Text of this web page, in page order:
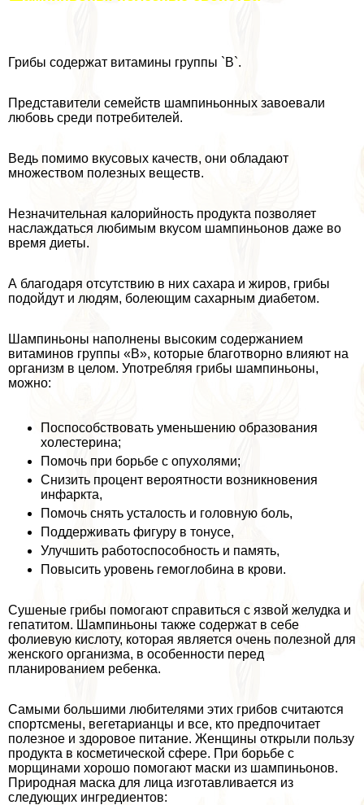
Грибы содержат витамины группы `B`.
Представители семейств шампиньонных завоевали
любовь среди потребителей.
Ведь помимо вкусовых качеств, они обладают
множеством полезных веществ.
Незначительная калорийность продукта позволяет
наслаждаться любимым вкусом шампиньонов даже во
время диеты.
А благодаря отсутствию в них сахара и жиров, грибы
подойдут и людям, болеющим сахарным диабетом.
Шампиньоны наполнены высоким содержанием
витаминов группы «В», которые благотворно влияют на
организм в целом. Употрeбляя грибы шампиньоны,
можно:
Поспособствовать уменьшению образования
холестерина;
Помочь при борьбе с опухолями;
Снизить процент вероятности возникновения
инфаркта,
Помочь снять усталость и головную боль,
Поддерживать фигуру в тонусе,
Улучшить работоспособность и память,
Повысить уровень гемоглобина в крови.
Сушеные грибы помогают справиться с язвой желудка и
гепатитом. Шампиньоны также содержат в себе
фолиевую кислоту, которая является очень полезной для
женского организма, в особенности перед
планированием ребенка.
Самыми большими любителями этих грибов считаются
спортсмены, вегетарианцы и все, кто предпочитает
полезное и здоровое питание. Женщины открыли пользу
продукта в косметической сфере. При борьбе с
морщинами хорошо помогают маски из шампиньонов.
Природная маска для лица изготавливается из
следующих ингредиентов: